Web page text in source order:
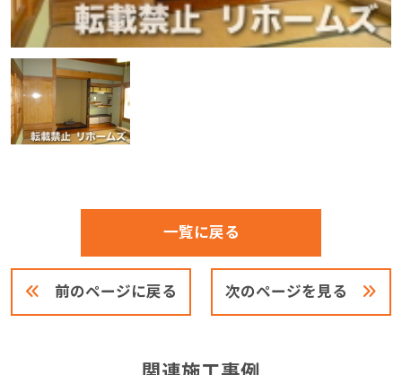
前のページに戻る
一覧に戻る
次のページを見る